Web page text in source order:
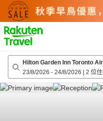
to
top
page
Hilton Garden Inn Toronto
23/8/2026 - 24/8/2026 | 2 位